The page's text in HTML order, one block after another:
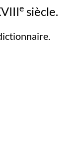
e siècle.